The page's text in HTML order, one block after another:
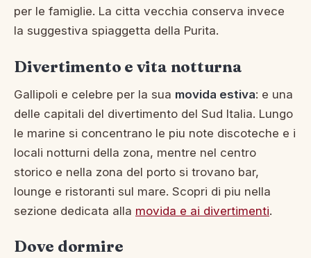
per le famiglie. La citta vecchia conserva invece
la suggestiva spiaggetta della Purita.
Divertimento e vita notturna
Gallipoli e celebre per la sua movida estiva: e una
delle capitali del divertimento del Sud Italia. Lungo
le marine si concentrano le piu note discoteche e i
locali notturni della zona, mentre nel centro
storico e nella zona del porto si trovano bar,
lounge e ristoranti sul mare. Scopri di piu nella
sezione dedicata alla movida e ai divertimenti.
Dove dormire